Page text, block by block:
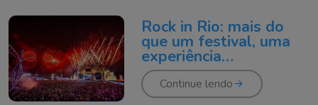
Rock in Rio: mais do
que um festival, uma
experiência
inesquecível
Continue lendo